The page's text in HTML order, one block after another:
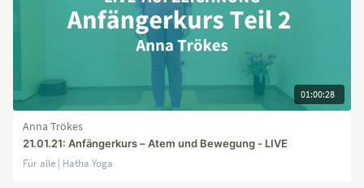
01:00:28
Anna Trökes
21.01.21: Anfängerkurs – Atem und Bewegung - LIVE
Für alle | Hatha Yoga